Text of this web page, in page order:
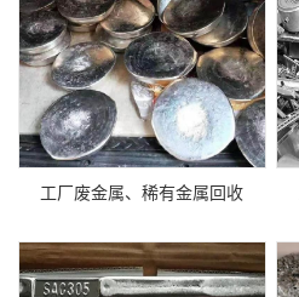
工厂废金属、稀有金属回收